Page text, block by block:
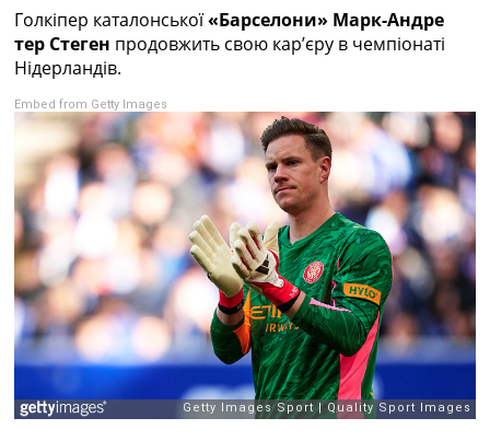
Таблиця АПЛ
Таблиця Ла Ліги
Таблиця Ліги Чемпіонів
Всі таблиці >>>
Рейтинги
Рейтинг країн УЄФА
Рейтинг клубів УЄФА
Рейтинг ФІФА
Телепрограма
RU
UA
Categories
Головна
Новини футболу
Відео
Голкіпер каталонської«Барселони» Марк-Андре
тер Стеген продовжить свою кар’єру в чемпіонаті
Нідерландів.
Embed from Getty Images